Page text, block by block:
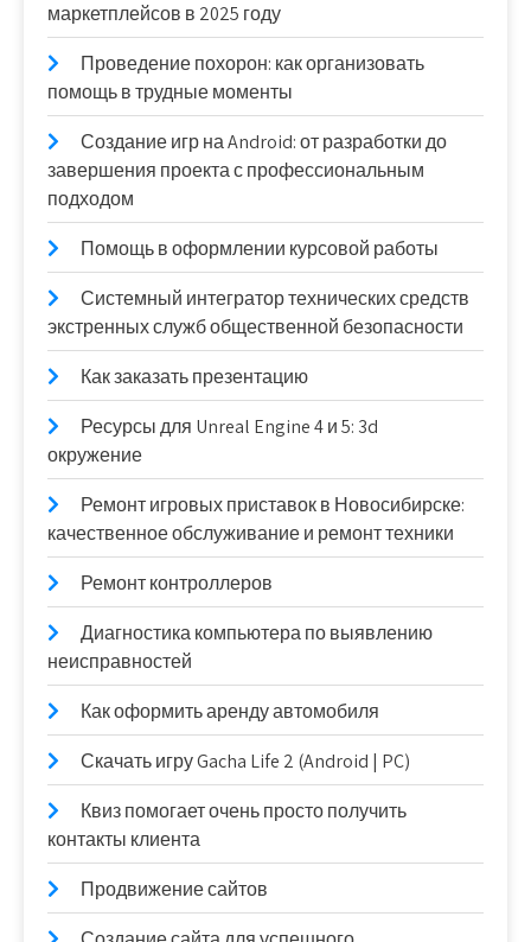
маркетплейсов в 2025 году
Проведение похорон: как организовать
помощь в трудные моменты
Создание игр на Android: от разработки до
завершения проекта с профессиональным
подходом
Помощь в оформлении курсовой работы
Системный интегратор технических средств
экстренных служб общественной безопасности
Как заказать презентацию
Ресурсы для Unreal Engine 4 и 5: 3d
окружение
Ремонт игровых приставок в Новосибирске:
качественное обслуживание и ремонт техники
Ремонт контроллеров
Диагностика компьютера по выявлению
неисправностей
Как оформить аренду автомобиля
Скачать игру Gacha Life 2 (Android | PC)
Квиз помогает очень просто получить
контакты клиента
Продвижение сайтов